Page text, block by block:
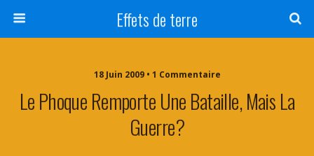
Effets de terre
18 Juin 2009 • 1 Commentaire
Le Phoque Remporte Une Bataille, Mais La
Guerre?